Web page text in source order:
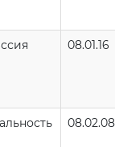
08.01.16
08.02.08